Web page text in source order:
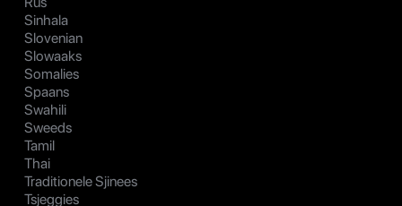
Sinhala
Slovenian
Slowaaks
Somalies
Spaans
Swahili
Sweeds
Tamil
Thai
Traditionele Sjinees
Tsjeggies